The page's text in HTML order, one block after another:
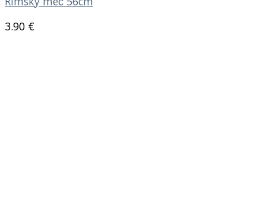
3.90 €